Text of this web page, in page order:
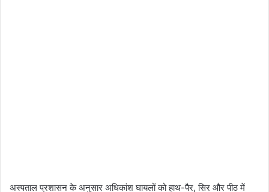
अस्पताल प्रशासन के अनुसार अधिकांश घायलों को हाथ-पैर, सिर और पीठ में